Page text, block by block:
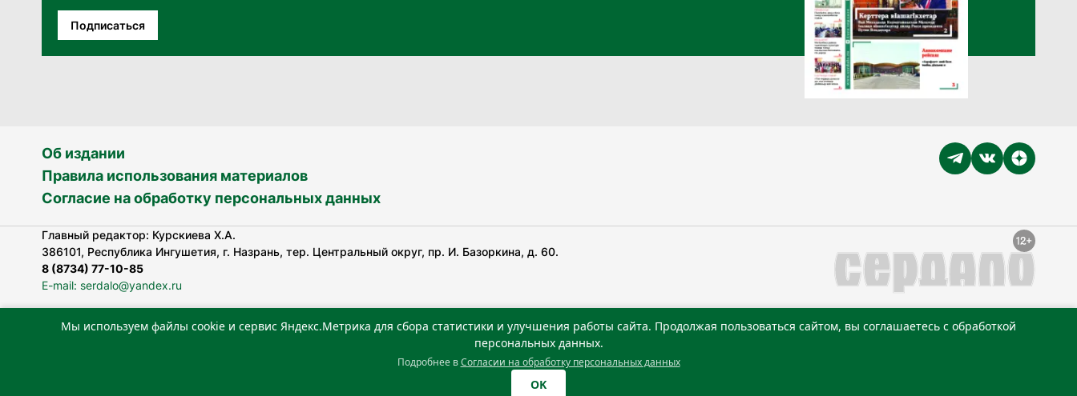
Подписаться
Об издании
Правила использования материалов
Согласие на обработку персональных данных
Главный редактор: Курскиева Х.А.
386101, Республика Ингушетия, г. Назрань, тер. Центральный округ, пр. И. Базоркина, д. 60.
8 (8734) 77-10-85
E-mail: serdalo@yandex.ru
Сетевое издание «Сердало» зарегистрировано Федеральной службой по надзору в сфере связи, информационных
Реестровая запись СМИ: ЭЛ № ФС 77-78323 от 15.05.2020 г. Учредитель: Государственное автономное учреждение
Мы используем файлы cookie и сервис Яндекс.Метрика для сбора статистики и улучшения работы сайта. Продолжая пользоваться сайтом, вы соглашаетесь с обработкой
персональных данных.
Подробнее вСогласии на обработку персональных данных
OK